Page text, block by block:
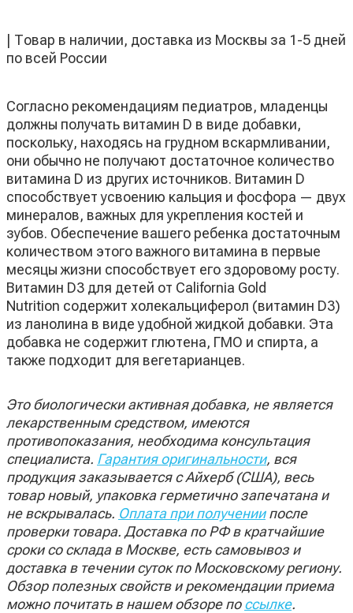
| Товар в наличии, доставка из Москвы за 1-5 дней
по всей России
Согласно рекомендациям педиатров, младенцы
должны получать витамин D в виде добавки,
поскольку, находясь на грудном вскармливании,
они обычно не получают достаточное количество
витамина D из других источников. Витамин D
способствует усвоению кальция и фосфора — двух
минералов, важных для укрепления костей и
зубов. Обеспечение вашего ребенка достаточным
количеством этого важного витамина в первые
месяцы жизни способствует его здоровому росту.
Витамин D3 для детей от California Gold
Nutrition содержит холекальциферол (витамин D3)
из ланолина в виде удобной жидкой добавки. Эта
добавка не содержит глютена, ГМО и спирта, а
также подходит для вегетарианцев.
Это биологически активная добавка, не является
лекарственным средством, имеются
противопоказания, необходима консультация
специалиста. Гарантия оригинальности, вся
продукция заказывается с Айхерб (США), весь
товар новый, упаковка герметично запечатана и
не вскрывалась. Оплата при получениипосле
проверки товара. Доставка по РФ в кратчайшие
сроки со склада в Москве, есть самовывоз и
доставка в течении суток по Московскому региону.
Обзор полезных свойств и рекомендации приема
можно почитать в нашем обзоре поссылке.